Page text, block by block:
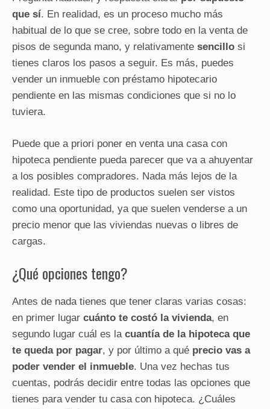
que sí. En realidad, es un proceso mucho más
habitual de lo que se cree, sobre todo en la venta de
pisos de segunda mano, y relativamente sencillo si
tienes claros los pasos a seguir. Es más, puedes
vender un inmueble con préstamo hipotecario
pendiente en las mismas condiciones que si no lo
tuviera.
Puede que a priori poner en venta una casa con
hipoteca pendiente pueda parecer que va a ahuyentar
a los posibles compradores. Nada más lejos de la
realidad. Este tipo de productos suelen ser vistos
como una oportunidad, ya que suelen venderse a un
precio menor que las viviendas nuevas o libres de
cargas.
¿Qué opciones tengo?
Antes de nada tienes que tener claras varias cosas:
en primer lugar cuánto te costó la vivienda, en
segundo lugar cuál es la cuantía de la hipoteca que
te queda por pagar, y por último a qué precio vas a
poder vender el inmueble. Una vez hechas tus
cuentas, podrás decidir entre todas las opciones que
tienes para vender tu casa con hipoteca. ¿Cuáles